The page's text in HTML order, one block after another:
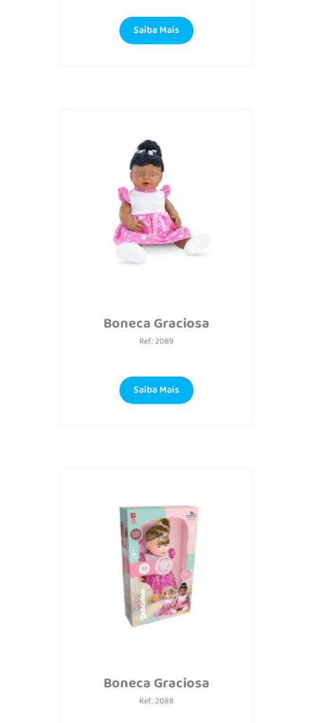
Saiba Mais
Boneca Graciosa
Ref.: 2089
Saiba Mais
Boneca Graciosa
Ref.: 2088